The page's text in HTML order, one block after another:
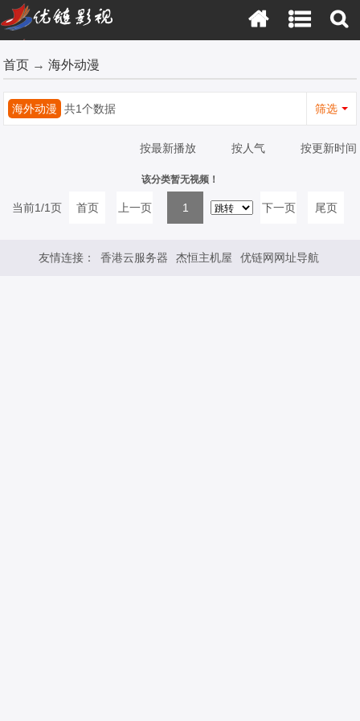
首页 →海外动漫
海外动漫 共1个数据 筛选
按最新播放 按人气 按更新时间
该分类暂无视频！
当前1/1页 首页 上一页 1 下一页 尾页
友情连接： 香港云服务器 杰恒主机屋 优链网网址导航